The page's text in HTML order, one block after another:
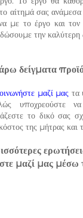
αίτημά σας
με το έργο και
την καλύτερη
δείγματα
μαζί μας τα
υποχρεούστε
το δικό σας
της μήτρας και
μαζί μας